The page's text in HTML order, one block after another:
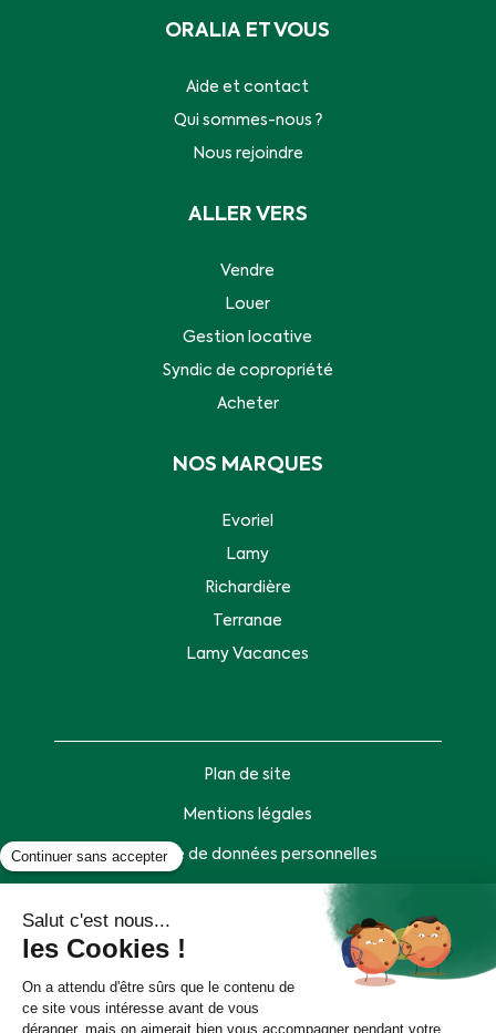
ORALIA ET VOUS
Aide et contact
Qui sommes-nous ?
Nous rejoindre
ALLER VERS
Vendre
Louer
Gestion locative
Syndic de copropriété
Acheter
NOS MARQUES
Evoriel
Lamy
Richardière
Terranae
Lamy Vacances
Plan de site
Mentions légales
Politique de données personnelles
Accessibilité : partiellement conforme